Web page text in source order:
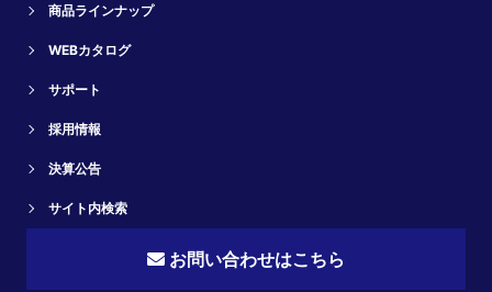
商品ラインナップ
WEBカタログ
サポート
採用情報
決算公告
サイト内検索
お問い合わせはこちら